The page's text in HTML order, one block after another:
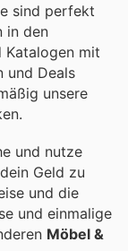
sind perfekt
in den
Katalogen mit
und Deals
unsere
und nutze
Geld zu
und die
und einmalige
Möbel &